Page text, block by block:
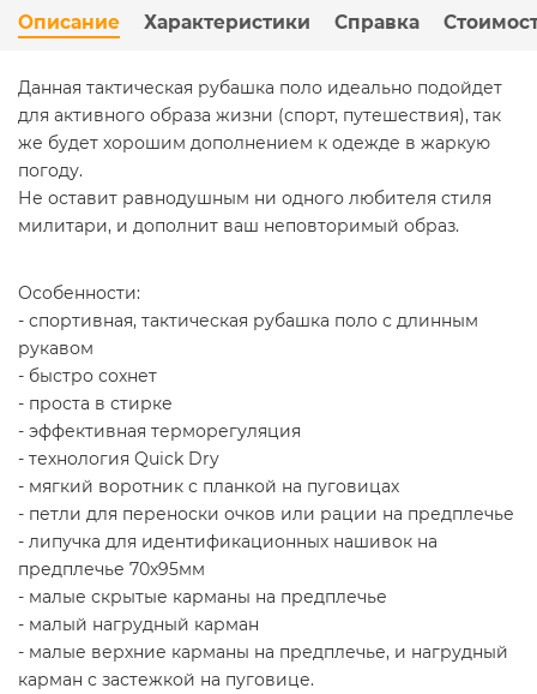
Описание Характеристики Справка
Данная тактическая рубашка поло идеально подойдет
для активного образа жизни (спорт, путешествия), так
же будет хорошим дополнением к одежде в жаркую
погоду.
Не оставит равнодушным ни одного любителя стиля
милитари, и дополнит ваш неповторимый образ.
Особенности:
- спортивная, тактическая рубашка поло с длинным
рукавом
- быстро сохнет
- проста в стирке
- эффективная терморегуляция
- технология Quick Dry
- мягкий воротник с планкой на пуговицах
- петли для переноски очков или рации на предплечье
- липучка для идентификационных нашивок на
предплечье 70х95мм
- малые скрытые карманы на предплечье
- малый нагрудный карман
- малые верхние карманы на предплечье, и нагрудный
карман с застежкой на пуговице.